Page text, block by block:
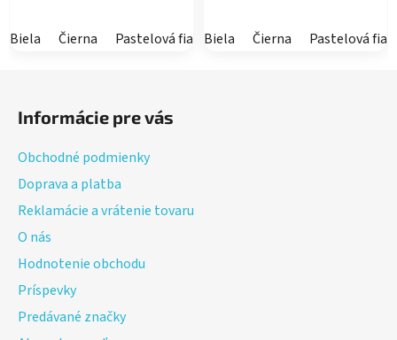
Biela Čierna Pastelová fialová Pastelová ružová Latte
Biela Čierna Pastelová
Informácie pre vás
Obchodné podmienky
Doprava a platba
Reklamácie a vrátenie tovaru
O nás
Hodnotenie obchodu
Príspevky
Predávané značky